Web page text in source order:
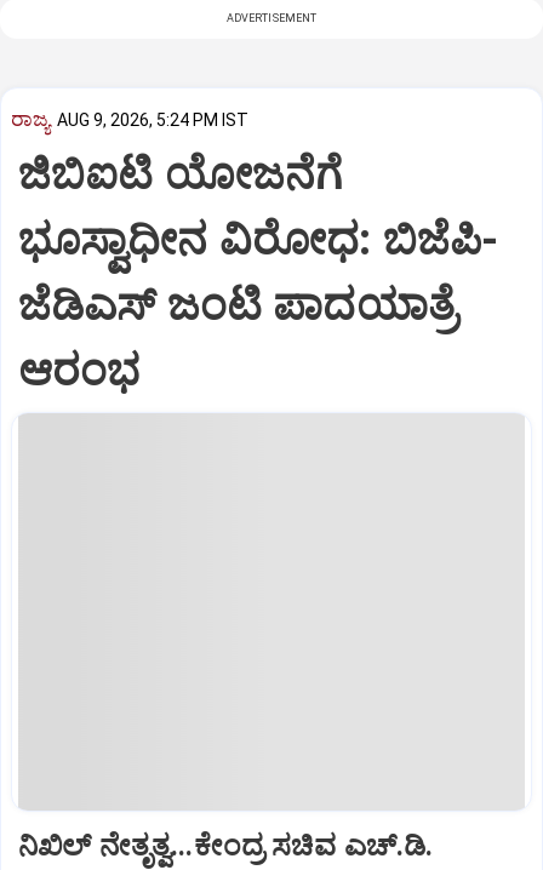
ADVERTISEMENT
ರಾಜ್ಯ AUG 9, 2026, 5:24 PM IST
ಜಿಬಿಐಟಿ ಯೋಜನೆಗೆ
ಭೂಸ್ವಾಧೀನ ವಿರೋಧ: ಬಿಜೆಪಿ-
ಜೆಡಿಎಸ್‌ ಜಂಟಿ ಪಾದಯಾತ್ರೆ
ಆರಂಭ
ನಿಖಿಲ್‌ ನೇತೃತ್ವ...ಕೇಂದ್ರ ಸಚಿವ ಎಚ್‌.ಡಿ.